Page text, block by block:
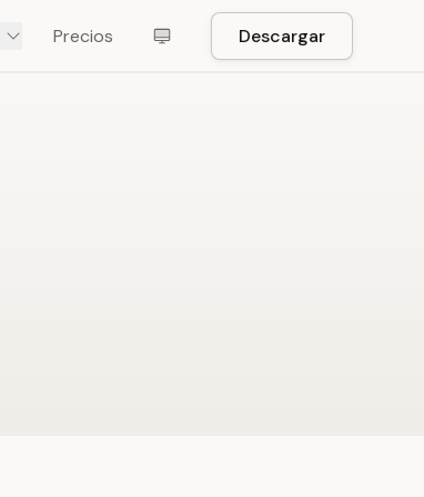
Precios Descargar